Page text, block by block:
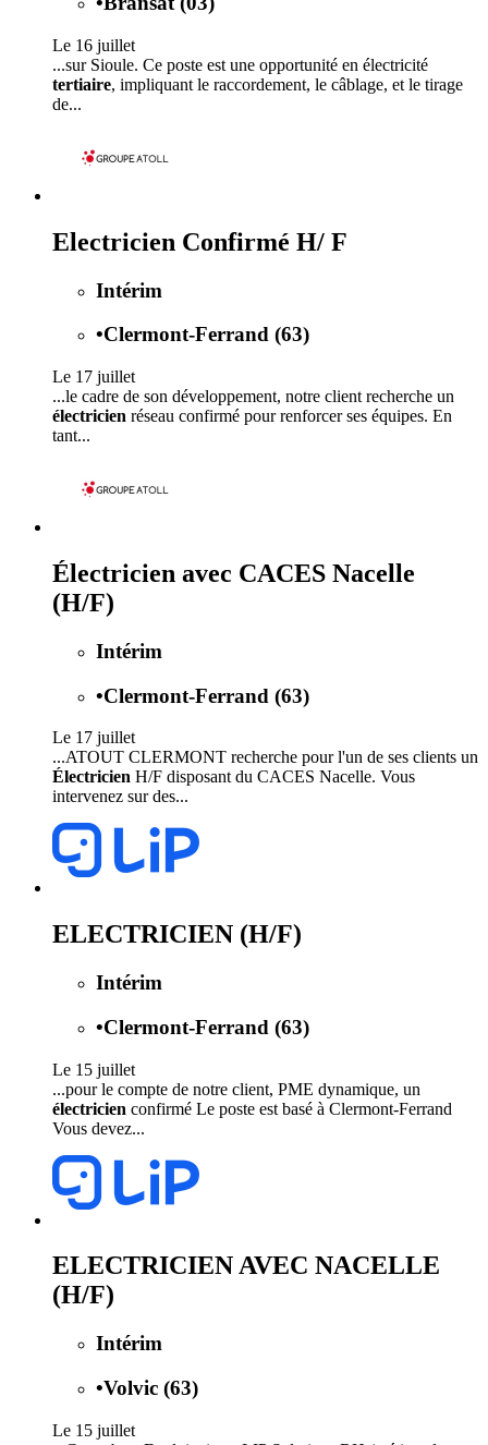
Le 16 juillet
...sur Sioule. Ce poste est une opportunité en électricité
tertiaire, impliquant le raccordement, le câblage, et le tirage
de...
Electricien Confirmé H/ F
Intérim
•Clermont-Ferrand (63)
Le 17 juillet
...le cadre de son développement, notre client recherche un
électricien réseau confirmé pour renforcer ses équipes. En
tant...
Électricien avec CACES Nacelle
(H/F)
Intérim
•Clermont-Ferrand (63)
Le 17 juillet
...ATOUT CLERMONT recherche pour l'un de ses clients un
Électricien H/F disposant du CACES Nacelle. Vous
intervenez sur des...
ELECTRICIEN (H/F)
Intérim
•Clermont-Ferrand (63)
Le 15 juillet
...pour le compte de notre client, PME dynamique, un
électricien confirmé Le poste est basé à Clermont-Ferrand
Vous devez...
ELECTRICIEN AVEC NACELLE
(H/F)
Intérim
•Volvic (63)
Le 15 juillet